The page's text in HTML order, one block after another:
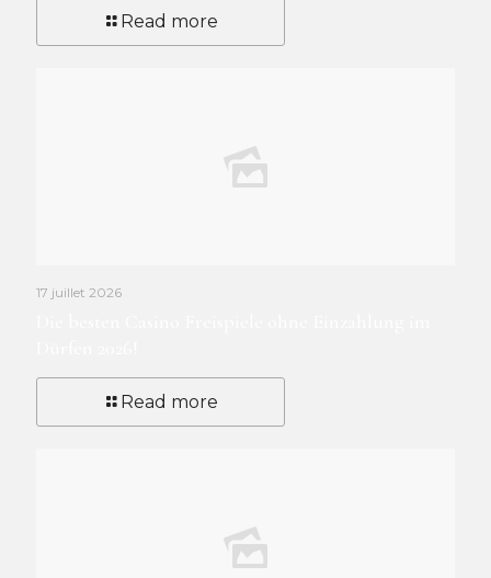
Read more
17 juillet 2026
Read more